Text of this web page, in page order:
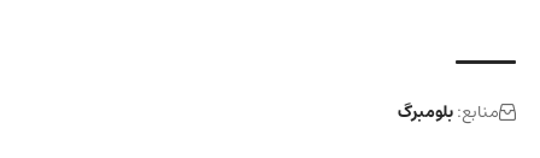
منابع:بلومبرگ